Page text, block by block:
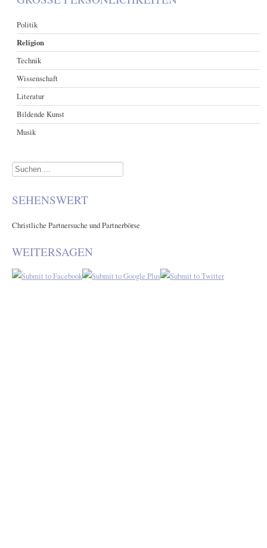
Politik
Religion
Technik
Wissenschaft
Literatur
Bildende Kunst
Musik
Suchen
SEHENSWERT
Christliche Partnersuche und Partnerbörse
WEITERSAGEN